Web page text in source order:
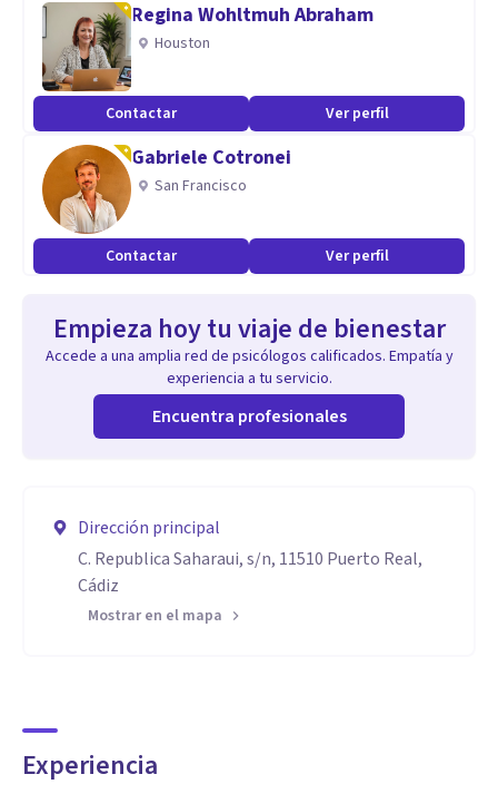
Regina Wohltmuh Abraham
Houston
Contactar Ver perfil
Gabriele Cotronei
San Francisco
Contactar Ver perfil
Empieza hoy tu viaje de bienestar
Accede a una amplia red de psicólogos calificados. Empatía y
experiencia a tu servicio.
Encuentra profesionales
Dirección principal
C. Republica Saharaui, s/n, 11510 Puerto Real,
Cádiz
Mostrar en el mapa
Experiencia